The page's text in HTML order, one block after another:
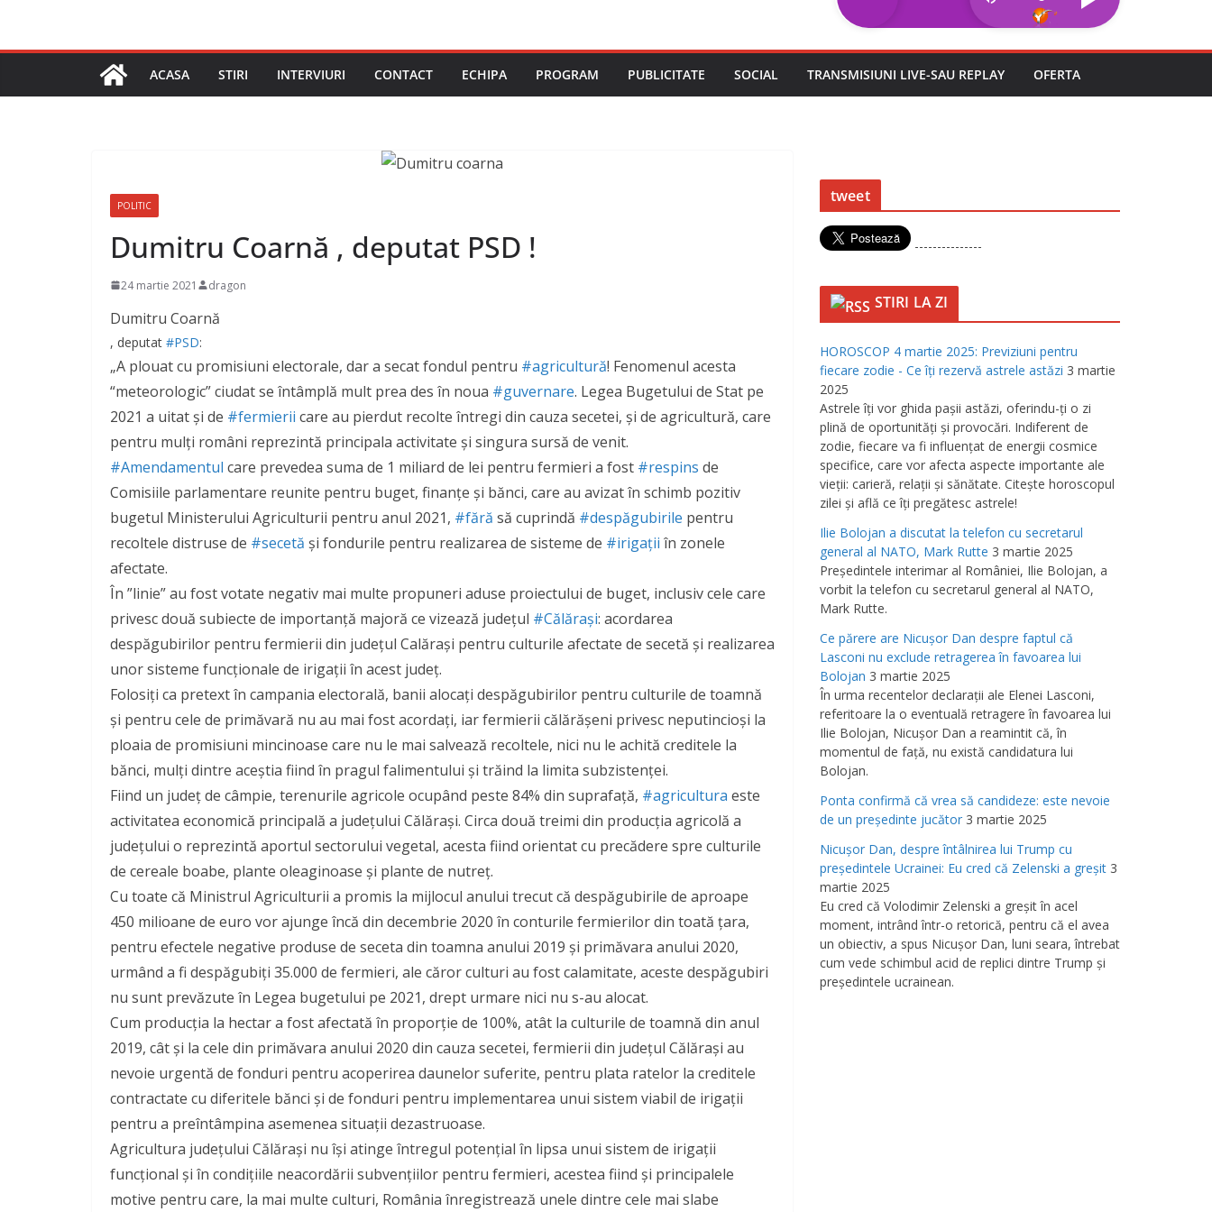
ACASA STIRI INTERVIURI CONTACT ECHIPA PROGRAM PUBLICITATE SOCIAL TRANSMISIUNI LIVE-SAU REPLAY OFERTA
POLITIC
Dumitru Coarnă , deputat PSD !
24 martie 2021 dragon
Dumitru Coarnă
, deputat #PSD:
„A plouat cu promisiuni electorale, dar a secat fondul pentru #agricultură! Fenomenul acesta
“meteorologic” ciudat se întâmplă mult prea des în noua #guvernare. Legea Bugetului de Stat pe
2021 a uitat și de #fermierii care au pierdut recolte întregi din cauza secetei, și de agricultură, care
pentru mulți români reprezintă principala activitate și singura sursă de venit.
#Amendamentul care prevedea suma de 1 miliard de lei pentru fermieri a fost #respins de
Comisiile parlamentare reunite pentru buget, finanţe şi bănci, care au avizat în schimb pozitiv
bugetul Ministerului Agriculturii pentru anul 2021, #fără să cuprindă #despăgubirile pentru
recoltele distruse de #secetă și fondurile pentru realizarea de sisteme de #irigații în zonele
afectate.
În ”linie” au fost votate negativ mai multe propuneri aduse proiectului de buget, inclusiv cele care
privesc două subiecte de importanță majoră ce vizează județul #Călărași: acordarea
despăgubirilor pentru fermierii din județul Calărași pentru culturile afectate de secetă și realizarea
unor sisteme funcționale de irigaţii în acest județ.
Folosiți ca pretext în campania electorală, banii alocați despăgubirilor pentru culturile de toamnă
și pentru cele de primăvară nu au mai fost acordați, iar fermierii călărășeni privesc neputincioși la
ploaia de promisiuni mincinoase care nu le mai salvează recoltele, nici nu le achită creditele la
bănci, mulți dintre aceștia fiind în pragul falimentului și trăind la limita subzistenței.
Fiind un judeţ de câmpie, terenurile agricole ocupând peste 84% din suprafaţă, #agricultura este
activitatea economică principală a judeţului Călăraşi. Circa două treimi din producţia agricolă a
judeţului o reprezintă aportul sectorului vegetal, acesta fiind orientat cu precădere spre culturile
de cereale boabe, plante oleaginoase şi plante de nutreţ.
Cu toate că Ministrul Agriculturii a promis la mijlocul anului trecut că despăgubirile de aproape
450 milioane de euro vor ajunge încă din decembrie 2020 în conturile fermierilor din toată țara,
pentru efectele negative produse de seceta din toamna anului 2019 şi primăvara anului 2020,
urmând a fi despăgubiţi 35.000 de fermieri, ale căror culturi au fost calamitate, aceste despăgubiri
nu sunt prevăzute în Legea bugetului pe 2021, drept urmare nici nu s-au alocat.
Cum producţia la hectar a fost afectată în proporție de 100%, atât la culturile de toamnă din anul
2019, cât și la cele din primăvara anului 2020 din cauza secetei, fermierii din județul Călărași au
nevoie urgentă de fonduri pentru acoperirea daunelor suferite, pentru plata ratelor la creditele
contractate cu diferitele bănci și de fonduri pentru implementarea unui sistem viabil de irigații
pentru a preîntâmpina asemenea situații dezastruoase.
Agricultura județului Călărași nu îşi atinge întregul potenţial în lipsa unui sistem de irigaţii
funcțional și în condițiile neacordării subvențiilor pentru fermieri, acestea fiind şi principalele
motive pentru care, la mai multe culturi, România înregistrează unele dintre cele mai slabe
tweet
---------------
STIRI LA ZI
HOROSCOP 4 martie 2025: Previziuni pentru
fiecare zodie - Ce îţi rezervă astrele astăzi 3 martie
2025
Astrele îţi vor ghida paşii astăzi, oferindu-ţi o zi
plină de oportunităţi şi provocări. Indiferent de
zodie, fiecare va fi influenţat de energii cosmice
specifice, care vor afecta aspecte importante ale
vieţii: carieră, relaţii şi sănătate. Citeşte horoscopul
zilei şi află ce îţi pregătesc astrele!
Ilie Bolojan a discutat la telefon cu secretarul
general al NATO, Mark Rutte 3 martie 2025
Preşedintele interimar al României, Ilie Bolojan, a
vorbit la telefon cu secretarul general al NATO,
Mark Rutte.
Ce părere are Nicuşor Dan despre faptul că
Lasconi nu exclude retragerea în favoarea lui
Bolojan 3 martie 2025
În urma recentelor declaraţii ale Elenei Lasconi,
referitoare la o eventuală retragere în favoarea lui
Ilie Bolojan, Nicuşor Dan a reamintit că, în
momentul de faţă, nu există candidatura lui
Bolojan.
Ponta confirmă că vrea să candideze: este nevoie
de un preşedinte jucător 3 martie 2025
Nicuşor Dan, despre întâlnirea lui Trump cu
preşedintele Ucrainei: Eu cred că Zelenski a greşit 3
martie 2025
Eu cred că Volodimir Zelenski a greşit în acel
moment, intrând într-o retorică, pentru că el avea
un obiectiv, a spus Nicuşor Dan, luni seara, întrebat
cum vede schimbul acid de replici dintre Trump şi
preşedintele ucrainean.